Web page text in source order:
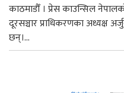
काठमाडौँ । प्रेस काउन्सिल
दूरसञ्चार प्राधिकरणका अध्यक्ष
छन्।...